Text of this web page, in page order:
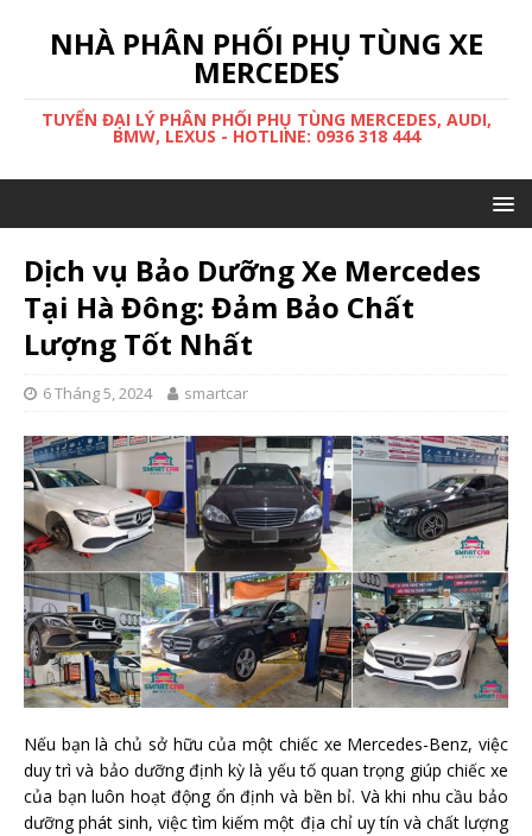
NHÀ PHÂN PHỐI PHỤ TÙNG XE
MERCEDES
TUYỂN ĐẠI LÝ PHÂN PHỐI PHỤ TÙNG MERCEDES, AUDI,
BMW, LEXUS - HOTLINE: 0936 318 444
Dịch vụ Bảo Dưỡng Xe Mercedes
Tại Hà Đông: Đảm Bảo Chất
Lượng Tốt Nhất
6 Tháng 5, 2024 smartcar
Nếu bạn là chủ sở hữu của một chiếc xe Mercedes-Benz, việc
duy trì và bảo dưỡng định kỳ là yếu tố quan trọng giúp chiếc xe
của bạn luôn hoạt động ổn định và bền bỉ. Và khi nhu cầu bảo
dưỡng phát sinh, việc tìm kiếm một địa chỉ uy tín và chất lượng